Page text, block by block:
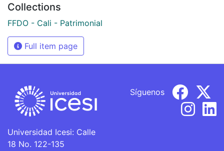
Collections
FFDO - Cali - Patrimonial
Full item page
Universidad Icesi: Calle
18 No. 122-135
Síguenos